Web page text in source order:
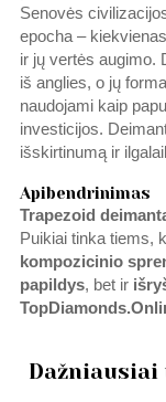
Senovės
epocha –
ir jų vertės augimo.
iš anglies, o jų
naudojami kaip
investicijos.
išskirtinumą ir
Apibendrinimas
Trapezoid
Puikiai tinka tiems,
kompozicinio
papildys, bet ir
Dažniausiai